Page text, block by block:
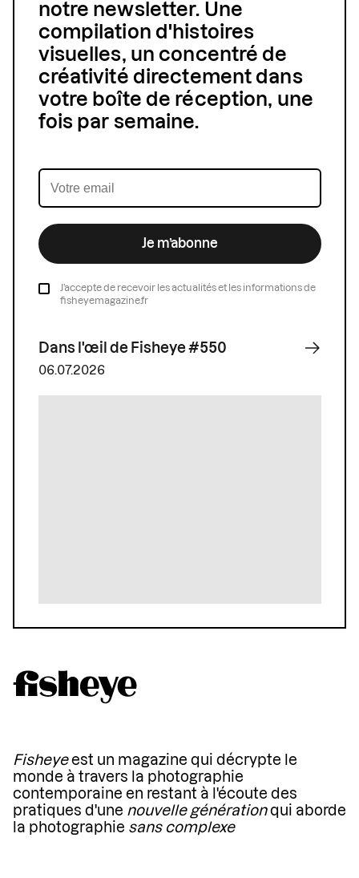
notre newsletter. Une
compilation d'histoires
visuelles, un concentré de
créativité directement dans
votre boîte de réception, une
fois par semaine.
Je m’abonne
J’accepte de recevoir les actualités et les informations de
fisheyemagazine.fr
Dans l'œil de Fisheye #550
06.07.2026
Fisheyeest un magazine qui décrypte le
monde à travers la photographie
contemporaine en restant à l'écoute des
pratiques d'une nouvelle générationqui aborde
la photographie sans complexe